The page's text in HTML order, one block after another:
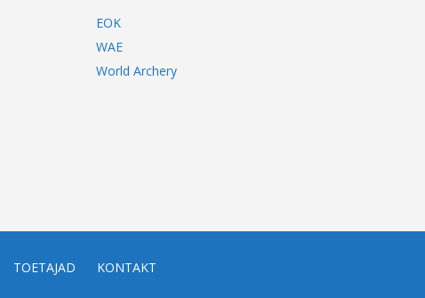
EOK
WAE
World Archery
TOETAJAD KONTAKT